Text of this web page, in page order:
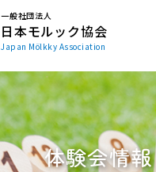
一般社団法人
日本モルック協会
Japan Mölkky Association
体験会情報